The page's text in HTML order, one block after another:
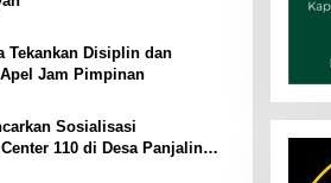
Tekankan Disiplin dan
Jam Pimpinan
Sosialisasi
110 di Desa Panjalin